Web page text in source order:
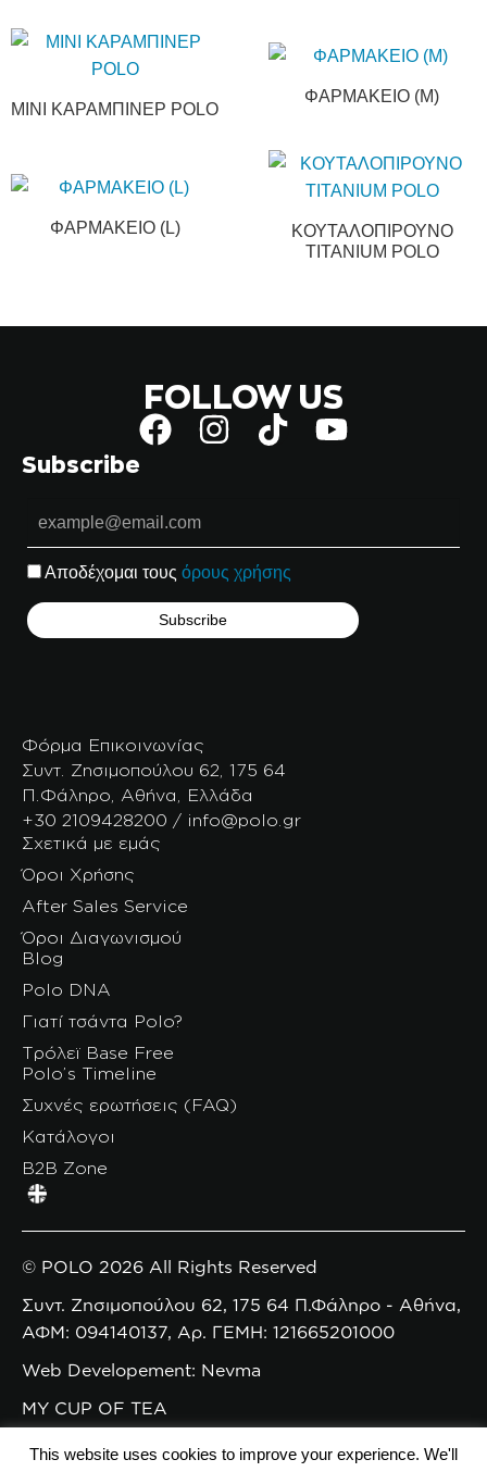
ΜΙΝΙ ΚΑΡΑΜΠΙΝΕΡ POLO
ΦΑΡΜΑΚΕΙΟ (Μ)
ΦΑΡΜΑΚΕΙΟ (L)
ΚΟΥΤΑΛΟΠΙΡΟΥΝΟ
TITANIUM POLO
FOLLOW US
Subscribe
Αποδέχομαι τους όρους χρήσης
Φόρμα Επικοινωνίας
Συντ. Ζησιμοπούλου 62, 175 64
Π.Φάληρο, Αθήνα, Ελλάδα
+30 2109428200 / info@polo.gr
Σχετικά με εμάς
Όροι Χρήσης
After Sales Service
Όροι Διαγωνισμού
Blog
Polo DNA
Γιατί τσάντα Polo?
Τρόλεϊ Base Free
Polo’s Timeline
Συχνές ερωτήσεις (FAQ)
Κατάλογοι
B2B Zone
© POLO 2026 All Rights Reserved
Συντ. Ζησιμοπούλου 62, 175 64 Π.Φάληρο - Αθήνα,
ΑΦΜ: 094140137, Αρ. ΓΕΜΗ: 121665201000
Web Developement: Nevma
MY CUP OF TEA
This website uses cookies to improve your experience. We'll